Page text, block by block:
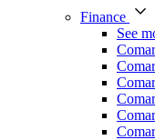
Finance
See